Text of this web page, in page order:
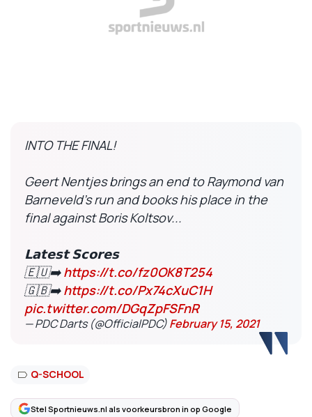
INTO THE FINAL!
Geert Nentjes brings an end to Raymond van
Barneveld's run and books his place in the
final against Boris Koltsov...
𝗟𝗮𝘁𝗲𝘀𝘁 𝗦𝗰𝗼𝗿𝗲𝘀
🇪🇺➡️https://t.co/fz0OK8T254
🇬🇧➡️https://t.co/Px74cXuC1H
pic.twitter.com/DGqZpFSFnR
— PDC Darts (@OfficialPDC)February 15, 2021
Q-SCHOOL
Stel Sportnieuws.nl als voorkeursbron in op Google